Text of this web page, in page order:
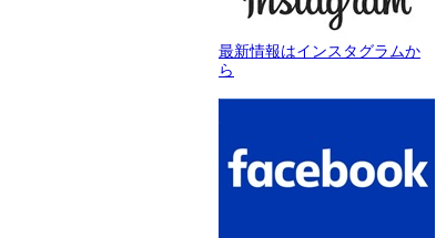
最新情報はインスタグラムか
ら